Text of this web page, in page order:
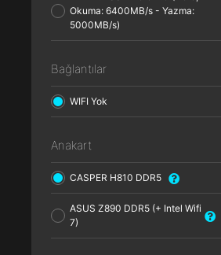
Okuma: 6400MB/s - Yazma:
5000MB/s)
Bağlantılar
WIFI Yok
Anakart
CASPER H810 DDR5
ASUS Z890 DDR5 (+ Intel Wifi
7)